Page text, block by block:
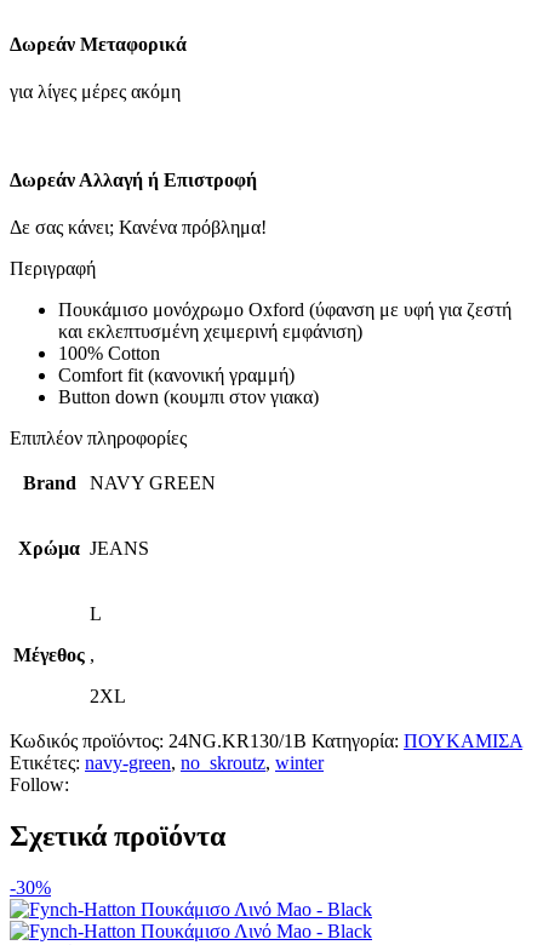
JEANS
ποσότητα
Δωρεάν Μεταφορικά
για λίγες μέρες ακόμη
Δωρεάν Αλλαγή ή Επιστροφή
Δε σας κάνει; Κανένα πρόβλημα!
Περιγραφή
Πουκάμισο μονόχρωμο Oxford (ύφανση με υφή για ζεστή
και εκλεπτυσμένη χειμερινή εμφάνιση)
100% Cotton
Comfort fit (κανονική γραμμή)
Button down (κουμπι στον γιακα)
Επιπλέον πληροφορίες
Brand NAVY GREEN
Χρώμα JEANS
Μέγεθος
L
,
2XL
Κωδικός προϊόντος: 24NG.KR130/1B Κατηγορία: ΠΟΥΚΑΜΙΣΑ
Ετικέτες: navy-green, no_skroutz, winter
Follow:
Σχετικά προϊόντα
-30%